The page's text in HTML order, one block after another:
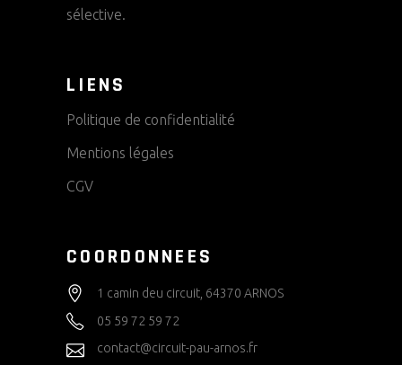
sélective.
LIENS
Politique de confidentialité
Mentions légales
CGV
COORDONNEES
1 camin deu circuit, 64370 ARNOS
05 59 72 59 72
contact@circuit-pau-arnos.fr